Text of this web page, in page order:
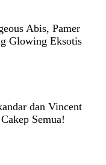
Abis, Pamer
Glowing Eksotis
dan Vincent
Semua!